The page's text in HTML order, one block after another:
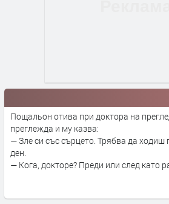
Пощальон отива при доктора на
преглежда и му казва:
— Зле си със сърцето. Трябва да
ден.
— Кога, докторе? Преди или след като